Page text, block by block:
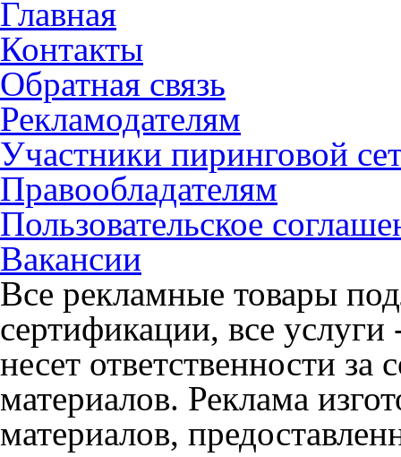
Главная
Контакты
Обратная связь
Рекламодателям
Участники пиринговой
Правообладателям
Пользовательское
Вакансии
Все рекламные товары
сертификации, все
несет ответственности
материалов. Реклама
материалов,